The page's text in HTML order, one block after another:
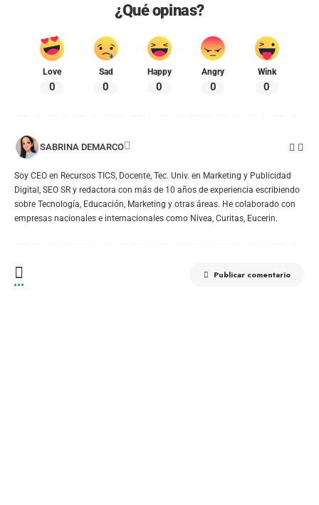
¿Qué opinas?
Love
0
Sad
0
Happy
0
Angry
0
Wink
0
SABRINA DEMARCO
Soy CEO en Recursos TICS, Docente, Tec. Univ. en Marketing y Publicidad
Digital, SEO SR y redactora con más de 10 años de experiencia escribiendo
sobre Tecnología, Educación, Marketing y otras áreas. He colaborado con
empresas nacionales e internacionales como Nivea, Curitas, Eucerin.
Publicar comentario